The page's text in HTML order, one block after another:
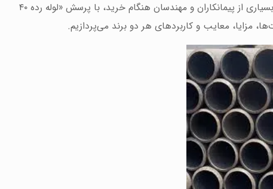
بیشترین سهم بازار را در تولید لوله‌های رده ۴۰ دارند. بسیاری از پیمانکاران و مهندسان هنگام خرید، با پرسش «لوله رده ۴۰
مزایا، معایب و کاربردهای هر دو برند می‌پردازیم.